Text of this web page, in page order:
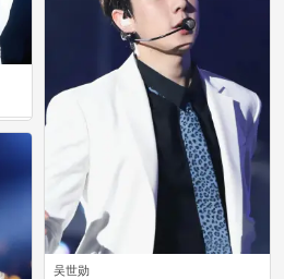
吴世勋